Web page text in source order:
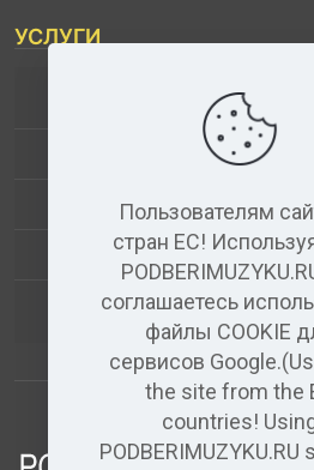
УСЛУГИ
ДОПОЛНИТЕЛЬНЫЕ
АНАЛИЗ
ВИДЕО+АУДИО
УСЛУГИ
АУДИО РЕДАКТОР
Пользователям
стран ЕС!
соглашаетесь
файлы COOKIE
сервисов
the site from the
countries!
PODBERIMUZYKU.RU